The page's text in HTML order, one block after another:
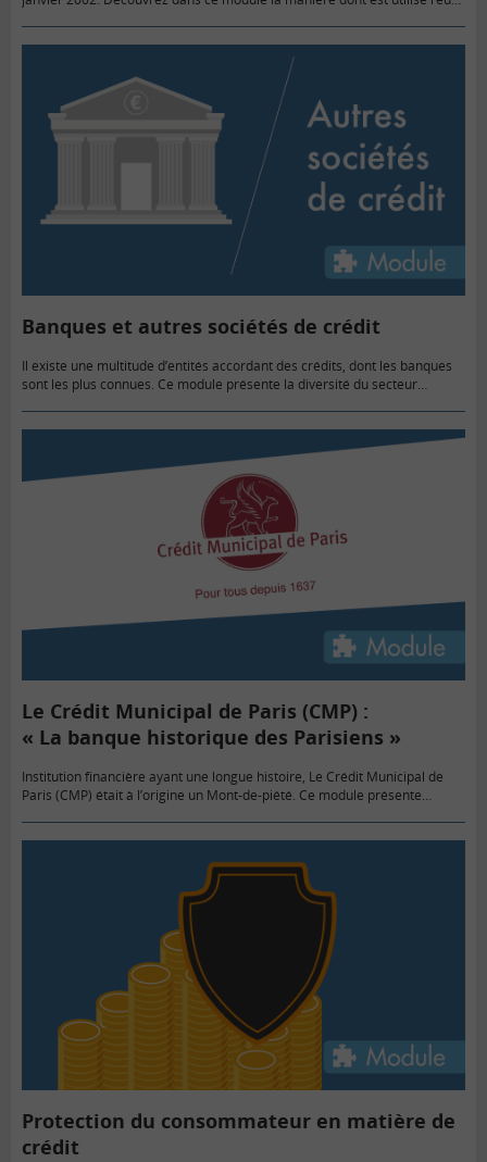
Banques et autres sociétés de crédit
Il existe une multitude d’entités accordant des crédits, dont les banques
sont les plus connues. Ce module présente la diversité du secteur
Le Crédit Municipal de Paris (CMP) :
« La banque historique des Parisiens »
Institution financière ayant une longue histoire, Le Crédit Municipal de
Paris (CMP) était à l’origine un Mont‐de‐piété. Ce module présente
Protection du consommateur en matière de
crédit